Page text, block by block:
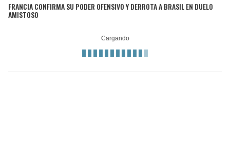
FRANCIA CONFIRMA SU PODER OFENSIVO Y DERROTA A BRASIL EN DUELO
AMISTOSO